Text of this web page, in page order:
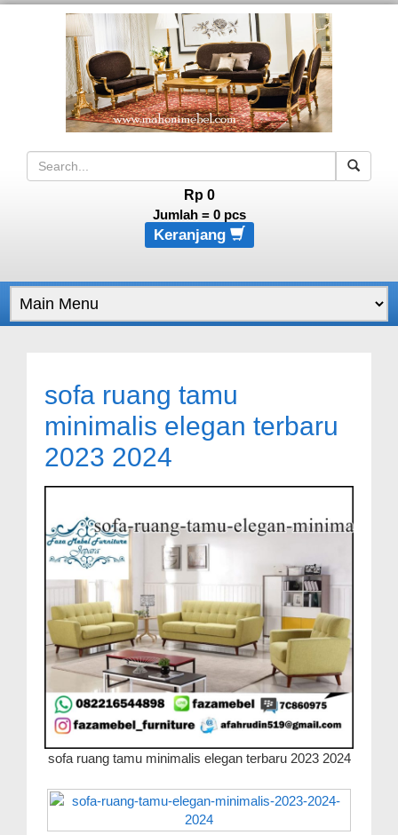
Rp 0
Jumlah = 0pcs
Keranjang
sofa ruang tamu
minimalis elegan terbaru
2023 2024
sofa ruang tamu minimalis elegan terbaru 2023 2024